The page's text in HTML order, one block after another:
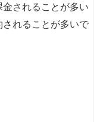
されることが多い
れることが多いで